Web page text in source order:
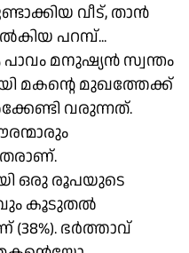
വീട്, താന്‍
പറമ്പ്...
മനുഷ്യന്‍ സ്വന്തം
മകന്റെ മുഖത്തേക്ക്
വരുന്നത്.
ഒരു രൂപയുടെ
കൂടുതല്‍
ഭര്‍ത്താവ്